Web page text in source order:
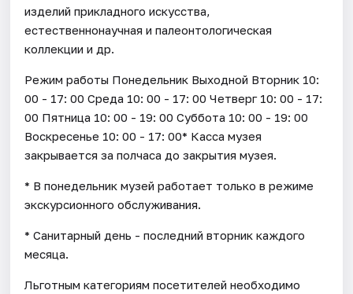
изделий прикладного искусства,
естественнонаучная и палеонтологическая
коллекции и др.
Режим работы Понедельник Выходной Вторник 10:
00 - 17: 00 Среда 10: 00 - 17: 00 Четверг 10: 00 - 17:
00 Пятница 10: 00 - 19: 00 Суббота 10: 00 - 19: 00
Воскресенье 10: 00 - 17: 00* Касса музея
закрывается за полчаса до закрытия музея.
* В понедельник музей работает только в режиме
экскурсионного обслуживания.
* Санитарный день - последний вторник каждого
месяца.
Льготным категориям посетителей необходимо